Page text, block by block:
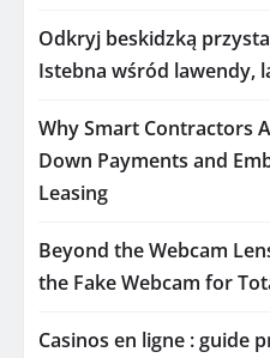
Odkryj beskidzką
Istebna wśród lawendy,
Why Smart Contractors
Down Payments and
Leasing
Beyond the Webcam
the Fake Webcam for
Casinos en ligne : guide